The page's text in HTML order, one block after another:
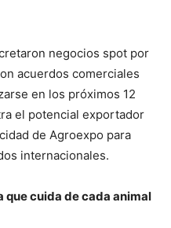
negocios spot por
acuerdos comerciales
en los próximos 12
el potencial exportador
de Agroexpo para
internacionales.
cuida de cada animal